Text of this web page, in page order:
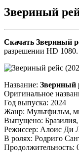
Звериный
Скачать Звериный
разрешении HD 1080.
Название: Звериный
Оригинальное
Год выпуска: 2024
Жанр: Мультфильм,
Выпущено: Бразилия,
Режиссер: Алоис Ди
В ролях: Родриго
Продолжительность: